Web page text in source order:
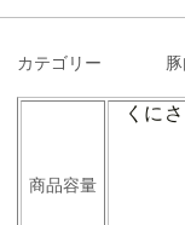
カテゴリー
商品容量
くに